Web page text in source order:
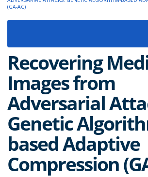
(GA-AC)
Recovering
Images from
Adversarial
Genetic
based Adaptive
Compression